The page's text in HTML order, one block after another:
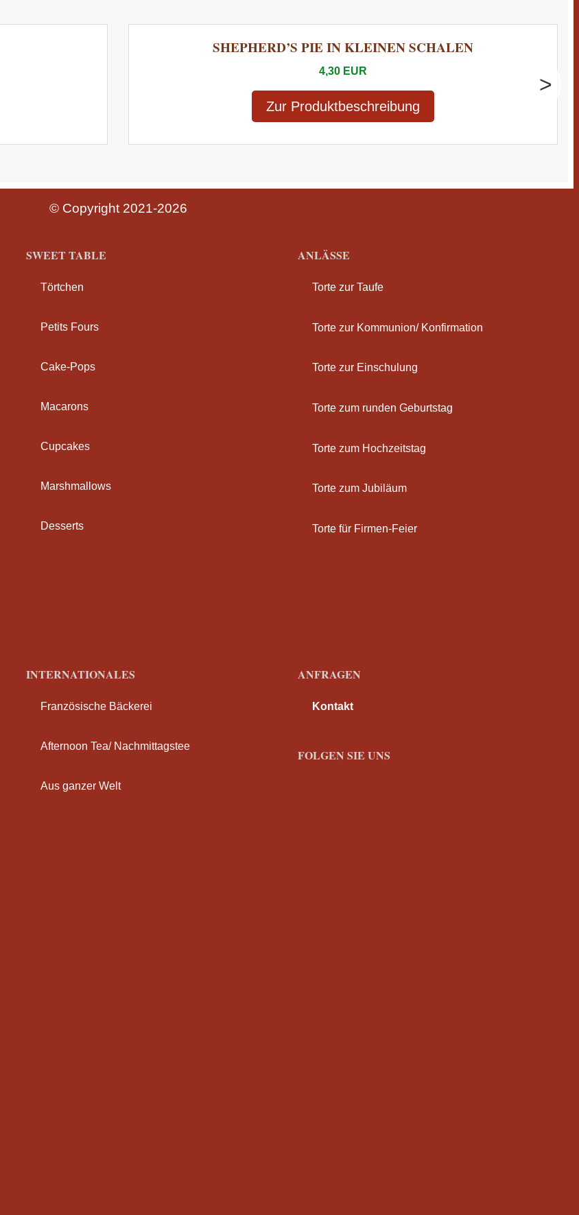
SHEPHERD’S PIE IN KLEINEN SCHALEN
4,30 EUR
Zur Produktbeschreibung
>
© Copyright 2021-2026
SWEET TABLE
Törtchen
Petits Fours
Cake-Pops
Macarons
Cupcakes
Marshmallows
Desserts
ANLÄSSE
Torte zur Taufe
Torte zur Kommunion/ Konfirmation
Torte zur Einschulung
Torte zum runden Geburtstag
Torte zum Hochzeitstag
Torte zum Jubiläum
Torte für Firmen-Feier
INTERNATIONALES
Französische Bäckerei
Afternoon Tea/ Nachmittagstee
Aus ganzer Welt
ANFRAGEN
Kontakt
FOLGEN SIE UNS